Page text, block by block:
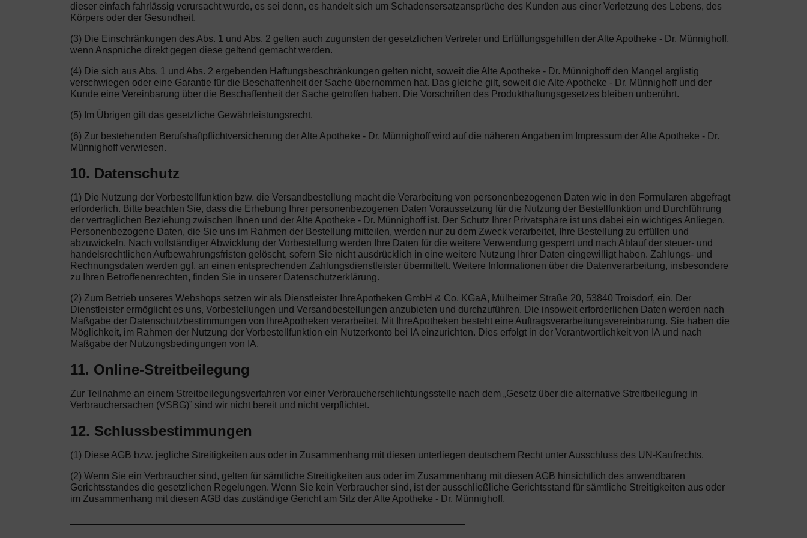
dieser einfach fahrlässig verursacht wurde, es sei denn, es handelt sich um Schadensersatzansprüche des Kunden aus einer Verletzung des Lebens, des
Körpers oder der Gesundheit.
(3) Die Einschränkungen des Abs. 1 und Abs. 2 gelten auch zugunsten der gesetzlichen Vertreter und Erfüllungsgehilfen der Alte Apotheke - Dr. Münnighoff,
wenn Ansprüche direkt gegen diese geltend gemacht werden.
(4) Die sich aus Abs. 1 und Abs. 2 ergebenden Haftungsbeschränkungen gelten nicht, soweit die Alte Apotheke - Dr. Münnighoff den Mangel arglistig
verschwiegen oder eine Garantie für die Beschaffenheit der Sache übernommen hat. Das gleiche gilt, soweit die Alte Apotheke - Dr. Münnighoff und der
Kunde eine Vereinbarung über die Beschaffenheit der Sache getroffen haben. Die Vorschriften des Produkthaftungsgesetzes bleiben unberührt.
(5) Im Übrigen gilt das gesetzliche Gewährleistungsrecht.
(6) Zur bestehenden Berufshaftpflichtversicherung der Alte Apotheke - Dr. Münnighoff wird auf die näheren Angaben im Impressum der Alte Apotheke - Dr.
Münnighoff verwiesen.
10. Datenschutz
(1) Die Nutzung der Vorbestellfunktion bzw. die Versandbestellung macht die Verarbeitung von personenbezogenen Daten wie in den Formularen abgefragt
erforderlich. Bitte beachten Sie, dass die Erhebung Ihrer personenbezogenen Daten Voraussetzung für die Nutzung der Bestellfunktion und Durchführung
der vertraglichen Beziehung zwischen Ihnen und der Alte Apotheke - Dr. Münnighoff ist. Der Schutz Ihrer Privatsphäre ist uns dabei ein wichtiges Anliegen.
Personenbezogene Daten, die Sie uns im Rahmen der Bestellung mitteilen, werden nur zu dem Zweck verarbeitet, Ihre Bestellung zu erfüllen und
abzuwickeln. Nach vollständiger Abwicklung der Vorbestellung werden Ihre Daten für die weitere Verwendung gesperrt und nach Ablauf der steuer- und
handelsrechtlichen Aufbewahrungsfristen gelöscht, sofern Sie nicht ausdrücklich in eine weitere Nutzung Ihrer Daten eingewilligt haben. Zahlungs- und
Rechnungsdaten werden ggf. an einen entsprechenden Zahlungsdienstleister übermittelt. Weitere Informationen über die Datenverarbeitung, insbesondere
zu Ihren Betroffenenrechten, finden Sie in unserer Datenschutzerklärung.
(2) Zum Betrieb unseres Webshops setzen wir als Dienstleister IhreApotheken GmbH & Co. KGaA, Mülheimer Straße 20, 53840 Troisdorf, ein. Der
Dienstleister ermöglicht es uns, Vorbestellungen und Versandbestellungen anzubieten und durchzuführen. Die insoweit erforderlichen Daten werden nach
Maßgabe der Datenschutzbestimmungen von IhreApotheken verarbeitet. Mit IhreApotheken besteht eine Auftragsverarbeitungsvereinbarung. Sie haben die
Möglichkeit, im Rahmen der Nutzung der Vorbestellfunktion ein Nutzerkonto bei IA einzurichten. Dies erfolgt in der Verantwortlichkeit von IA und nach
Maßgabe der Nutzungsbedingungen von IA.
11. Online-Streitbeilegung
Zur Teilnahme an einem Streitbeilegungsverfahren vor einer Verbraucherschlichtungsstelle nach dem „Gesetz über die alternative Streitbeilegung in
Verbrauchersachen (VSBG)” sind wir nicht bereit und nicht verpflichtet.
12. Schlussbestimmungen
(1) Diese AGB bzw. jegliche Streitigkeiten aus oder in Zusammenhang mit diesen unterliegen deutschem Recht unter Ausschluss des UN-Kaufrechts.
(2) Wenn Sie ein Verbraucher sind, gelten für sämtliche Streitigkeiten aus oder im Zusammenhang mit diesen AGB hinsichtlich des anwendbaren
Gerichtsstandes die gesetzlichen Regelungen. Wenn Sie kein Verbraucher sind, ist der ausschließliche Gerichtsstand für sämtliche Streitigkeiten aus oder
im Zusammenhang mit diesen AGB das zuständige Gericht am Sitz der Alte Apotheke - Dr. Münnighoff.